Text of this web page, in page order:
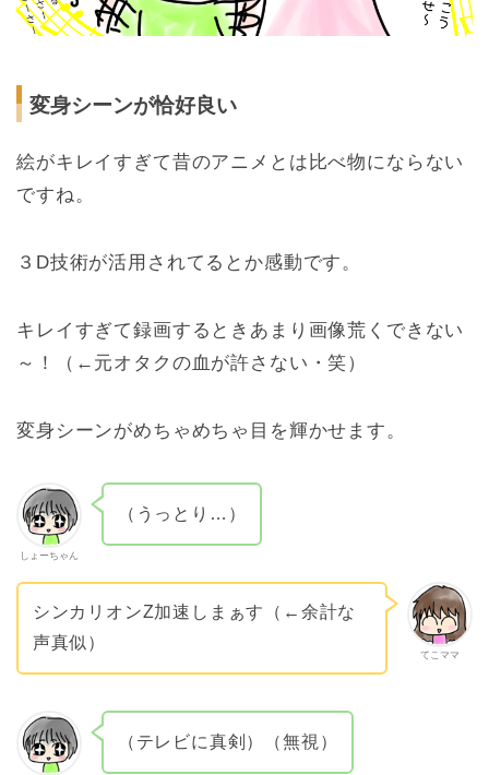
変身シーンが恰好良い
絵がキレイすぎて昔のアニメとは比べ物にならない
ですね。
３D技術が活用されてるとか感動です。
キレイすぎて録画するときあまり画像荒くできない
～！（←元オタクの血が許さない・笑）
変身シーンがめちゃめちゃ目を輝かせます。
しょーちゃん
（うっとり…）
てこママ
シンカリオンZ加速しまぁす（←余計な
声真似）
（テレビに真剣）（無視）